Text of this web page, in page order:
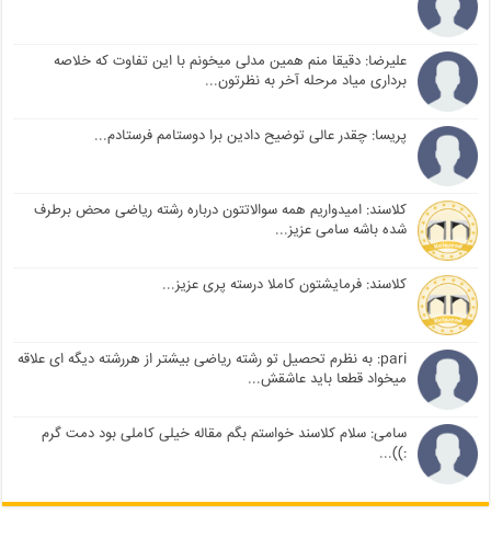
علیرضا: دقیقا منم همین مدلی میخونم با این تفاوت که خلاصه
برداری میاد مرحله آخر به نظرتون...
پریسا: چقدر عالی توضیح دادین برا دوستامم فرستادم...
کلاسند: امیدواریم همه سوالاتتون درباره رشته ریاضی محض برطرف
شده باشه سامی عزیز...
کلاسند: فرمایشتون کاملا درسته پری عزیز...
pari: به نظرم تحصیل تو رشته ریاضی بیشتر از هررشته دیگه ای علاقه
میخواد قطعا باید عاشقش...
سامی: سلام کلاسند خواستم بگم مقاله خیلی کاملی بود دمت گرم
:))...